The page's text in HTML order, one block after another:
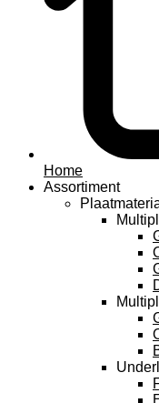
Home
Assortiment